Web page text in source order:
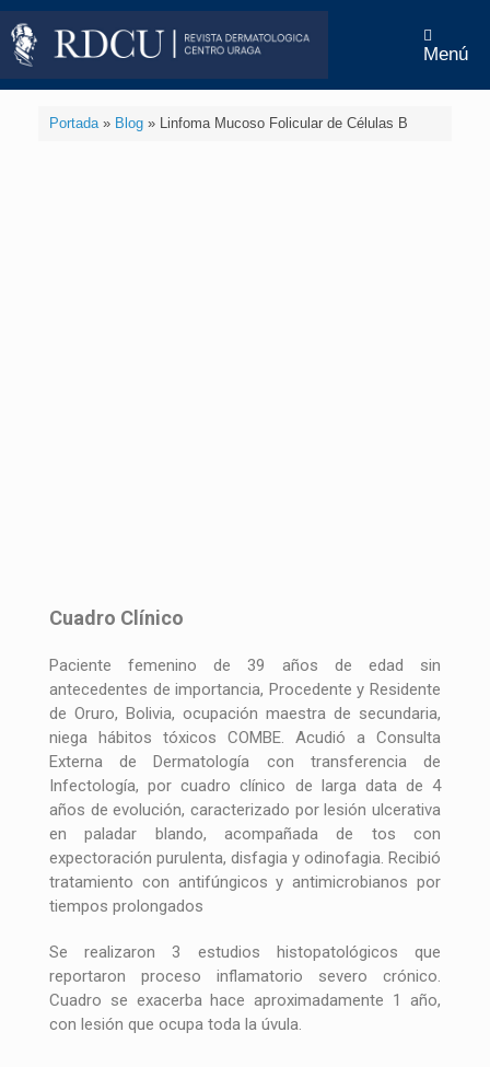
Menú
Portada» Blog» Linfoma Mucoso Folicular de Células B
Cuadro Clínico
Paciente femenino de 39 años de edad sin
antecedentes de importancia, Procedente y Residente
de Oruro, Bolivia, ocupación maestra de secundaria,
niega hábitos tóxicos COMBE. Acudió a Consulta
Externa de Dermatología con transferencia de
Infectología, por cuadro clínico de larga data de 4
años de evolución, caracterizado por lesión ulcerativa
en paladar blando, acompañada de tos con
expectoración purulenta, disfagia y odinofagia. Recibió
tratamiento con antifúngicos y antimicrobianos por
tiempos prolongados
Se realizaron 3 estudios histopatológicos que
reportaron proceso inflamatorio severo crónico.
Cuadro se exacerba hace aproximadamente 1 año,
con lesión que ocupa toda la úvula.